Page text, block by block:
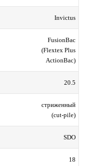
Invictus
FusionBac
(Flextex Plus
ActionBac)
20.5
стриженный
(cut-pile)
SDO
18